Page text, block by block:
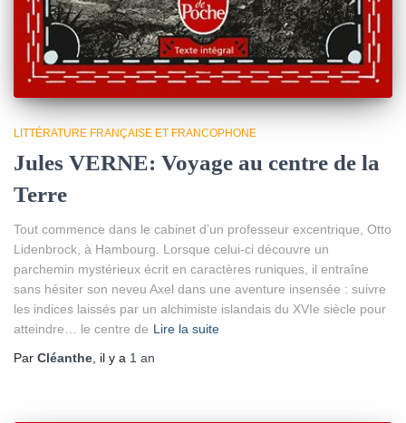
LITTÉRATURE FRANÇAISE ET FRANCOPHONE
Jules VERNE: Voyage au centre de la
Terre
Tout commence dans le cabinet d’un professeur excentrique, Otto
Lidenbrock, à Hambourg. Lorsque celui-ci découvre un
parchemin mystérieux écrit en caractères runiques, il entraîne
sans hésiter son neveu Axel dans une aventure insensée : suivre
les indices laissés par un alchimiste islandais du XVIe siècle pour
atteindre… le centre de Lire la suite
Par Cléanthe , il y a 1 an